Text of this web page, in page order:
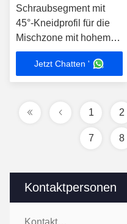
Kontaktpersonen
Kontaktpersonen:
Schraubsegment mit
45°-Kneidprofil für die
Mischzone mit hohem
Scheren
Jetzt Chatten '
1 2
7 8